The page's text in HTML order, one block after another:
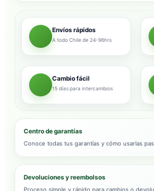
Envíos rápidos
A todo Chile de 24-96hrs
Cambio fácil
15 días para intercambios
Centro de garantías
Conoce todas tus garantías y cómo usarlas
Devoluciones y reembolsos
Proceso simple y rápido para cambios o